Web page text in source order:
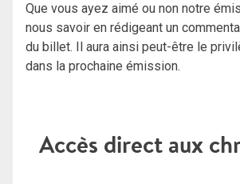
Que vous ayez aimé ou non notre
nous savoir en rédigeant un
du billet. Il aura ainsi peut-être le
dans la prochaine émission.
Accès direct aux